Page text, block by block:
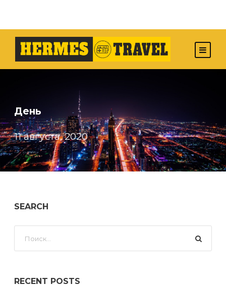
День
11 августа, 2020
SEARCH
RECENT POSTS